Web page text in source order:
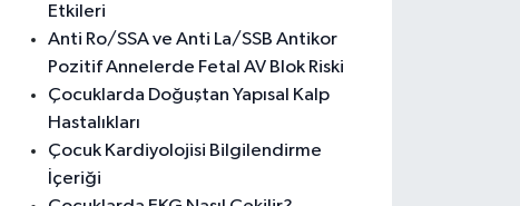
Etkileri
Anti Ro/SSA ve Anti La/SSB Antikor
Pozitif Annelerde Fetal AV Blok Riski
Çocuklarda Doğuştan Yapısal Kalp
Hastalıkları
Çocuk Kardiyolojisi Bilgilendirme
İçeriği